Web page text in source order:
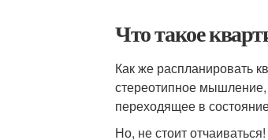
Что такое
Как же распланировать
стереотипное мышление,
переходящее в
Но, не стоит